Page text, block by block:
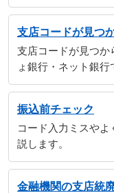
支店コードが見つ
支店コードが見つか
ょ銀行・ネット銀行
振込前チェック
コード入力ミスや
説します。
金融機関の支店統